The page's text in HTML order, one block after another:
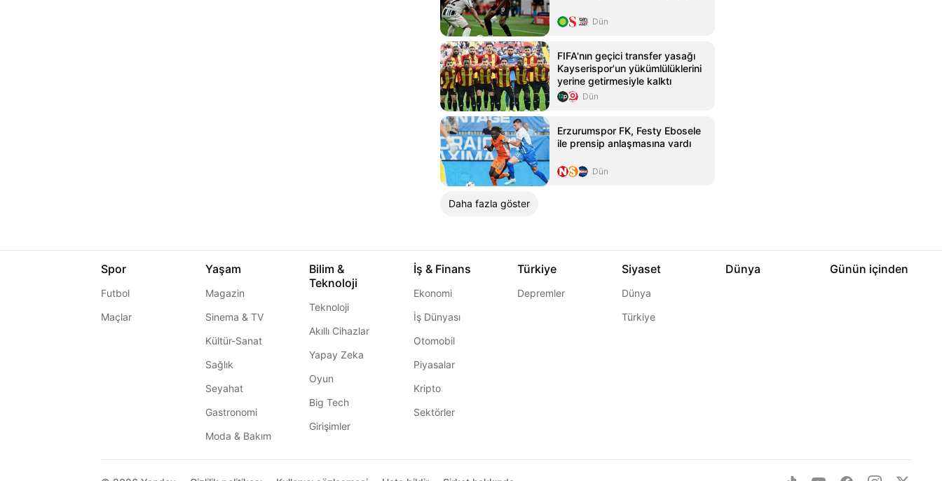
Dün
FIFA'nın geçici transfer yasağı
Kayserispor'un yükümlülüklerini
yerine getirmesiyle kalktı
Dün
Erzurumspor FK, Festy Ebosele
ile prensip anlaşmasına vardı
Dün
Daha fazla göster
Spor
Futbol
Maçlar
Yaşam
Magazin
Sinema & TV
Kültür-Sanat
Sağlık
Seyahat
Gastronomi
Moda & Bakım
Bilim &
Teknoloji
Teknoloji
Akıllı Cihazlar
Yapay Zeka
Oyun
Big Tech
Girişimler
İş & Finans
Ekonomi
İş Dünyası
Otomobil
Piyasalar
Kripto
Sektörler
Türkiye
Depremler
Siyaset
Dünya
Türkiye
Dünya Günün içinden